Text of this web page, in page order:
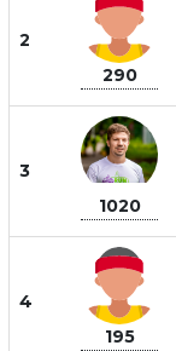
2
290
3
1020
4
195